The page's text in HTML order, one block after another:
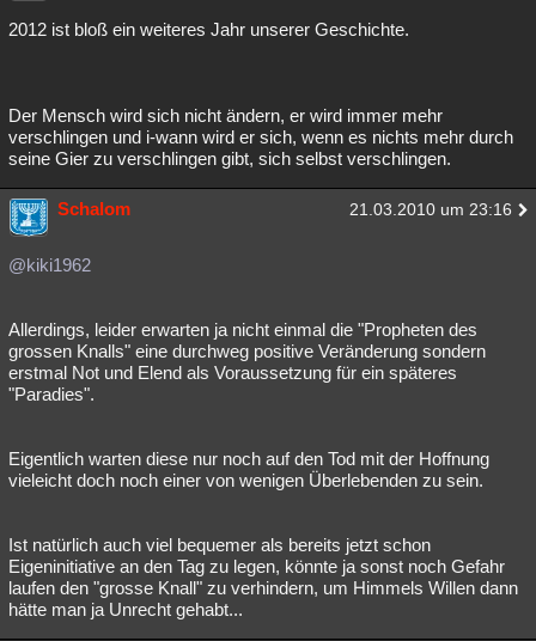
2012 ist bloß ein weiteres Jahr unserer Geschichte.
Der Mensch wird sich nicht ändern, er wird immer mehr
verschlingen und i-wann wird er sich, wenn es nichts mehr durch
seine Gier zu verschlingen gibt, sich selbst verschlingen.
Schalom 21.03.2010 um 23:16
@kiki1962
Allerdings, leider erwarten ja nicht einmal die "Propheten des
grossen Knalls" eine durchweg positive Veränderung sondern
erstmal Not und Elend als Voraussetzung für ein späteres
"Paradies".
Eigentlich warten diese nur noch auf den Tod mit der Hoffnung
vieleicht doch noch einer von wenigen Überlebenden zu sein.
Ist natürlich auch viel bequemer als bereits jetzt schon
Eigeninitiative an den Tag zu legen, könnte ja sonst noch Gefahr
laufen den "grosse Knall" zu verhindern, um Himmels Willen dann
hätte man ja Unrecht gehabt...